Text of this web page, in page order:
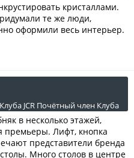
кристаллами.
те же люди,
оформили весь интерьер.
JCR Почётный член Клуба
в несколько этажей,
премьеры. Лифт, кнопка
представители бренда
Много столов в центре